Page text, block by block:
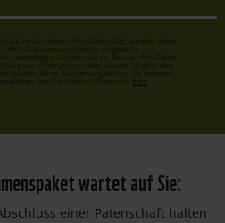
hier
wartet auf Sie:
einer Patenschaft halten